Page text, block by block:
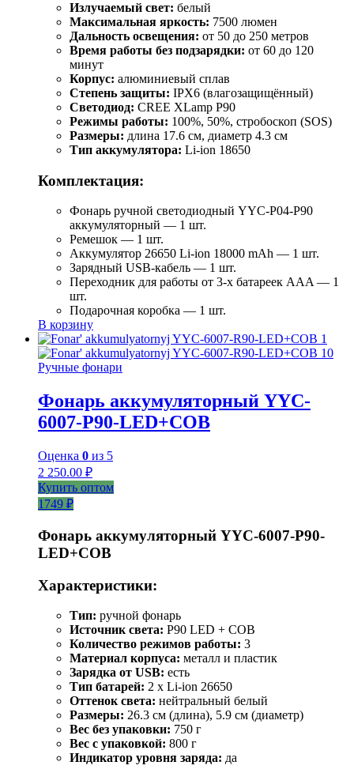
Излучаемый свет: белый
Максимальная яркость: 7500 люмен
Дальность освещения: от 50 до 250 метров
Время работы без подзарядки: от 60 до 120
минут
Корпус: алюминиевый сплав
Степень защиты: IPX6 (влагозащищённый)
Светодиод: CREE XLamp P90
Режимы работы: 100%, 50%, стробоскоп (SOS)
Размеры: длина 17.6 см, диаметр 4.3 см
Тип аккумулятора: Li-ion 18650
Комплектация:
Фонарь ручной светодиодный YYC-Р04-Р90
аккумуляторный — 1 шт.
Ремешок — 1 шт.
Аккумулятор 26650 Li-ion 18000 mAh — 1 шт.
Зарядный USB-кабель — 1 шт.
Переходник для работы от 3-х батареек AAA — 1
шт.
Подарочная коробка — 1 шт.
В корзину
Ручные фонари
Фонарь аккумуляторный YYC-
6007-Р90-LED+COB
Оценка 0 из 5
2 250.00 ₽
Купить оптом
1749 ₽
Фонарь аккумуляторный YYC-6007-P90-
LED+COB
Характеристики:
Тип: ручной фонарь
Источник света: P90 LED + COB
Количество режимов работы: 3
Материал корпуса: металл и пластик
Зарядка от USB: есть
Тип батарей: 2 х Li-ion 26650
Оттенок света: нейтральный белый
Размеры: 26.3 см (длина), 5.9 см (диаметр)
Вес без упаковки: 750 г
Вес с упаковкой: 800 г
Индикатор уровня заряда: да